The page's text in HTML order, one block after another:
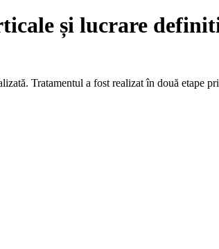
și lucrare
Tratamentul a fost realizat în două etape